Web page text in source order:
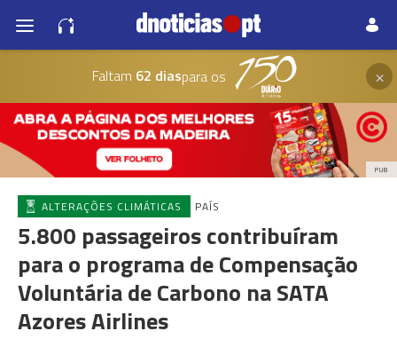
Faltam 62 diaspara os ×
PUB
ALTERAÇÕES CLIMÁTICAS PAÍS
5.800 passageiros contribuíram
para o programa de Compensação
Voluntária de Carbono na SATA
Azores Airlines